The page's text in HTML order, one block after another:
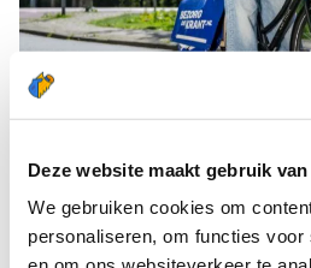
Deze website maakt gebruik
We gebruiken cookies om
personaliseren, om functies voor
DEZE KWALITEITEN HEEFT
BEZORGER!
Je houdt van lekker bewegen